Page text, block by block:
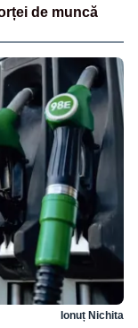
de muncă
Ionuț Nichita